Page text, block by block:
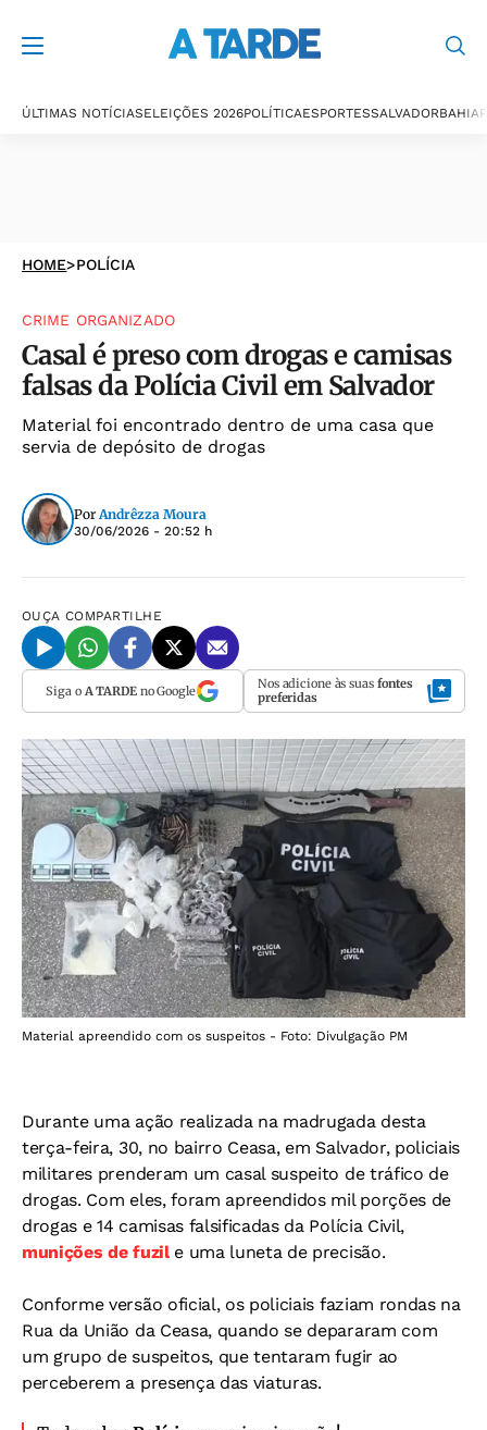
ÚLTIMAS NOTÍCIASELEIÇÕES 2026POLÍTICAESPORTESSALVADORBAHIA
HOME>POLÍCIA
CRIME ORGANIZADO
Casal é preso com drogas e camisas
falsas da Polícia Civil em Salvador
Material foi encontrado dentro de uma casa que
servia de depósito de drogas
Por Andrêzza Moura
30/06/2026 - 20:52 h
OUÇA COMPARTILHE
Siga o A TARDEno Google Nos adicione às suas fontes
preferidas
Material apreendido com os suspeitos - Foto: Divulgação PM
Durante uma ação realizada na madrugada desta
terça-feira, 30, no bairro Ceasa, em Salvador, policiais
militares prenderam um casal suspeito de tráfico de
drogas. Com eles, foram apreendidos mil porções de
drogas e 14 camisas falsificadas da Polícia Civil,
munições de fuzile uma luneta de precisão.
Conforme versão oficial, os policiais faziam rondas na
Rua da União da Ceasa, quando se depararam com
um grupo de suspeitos, que tentaram fugir ao
perceberem a presença das viaturas.